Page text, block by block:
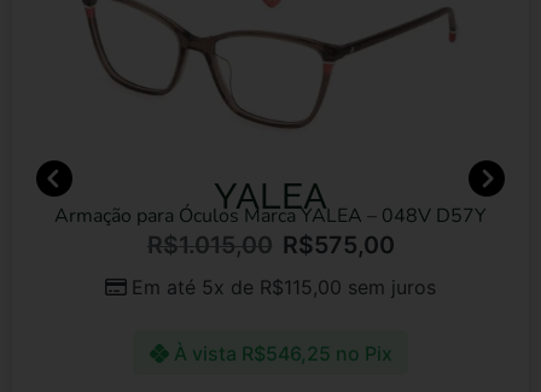
YALEA
Armação para Óculos Marca YALEA – 048V D57Y
R$1.015,00 R$575,00
Em até 5x de R$115,00 sem juros
À vista R$546,25 no Pix